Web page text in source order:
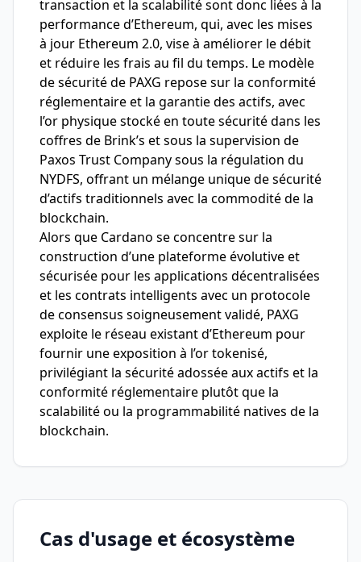
transaction et la scalabilité sont donc liées à la
performance d’Ethereum, qui, avec les mises
à jour Ethereum 2.0, vise à améliorer le débit
et réduire les frais au fil du temps. Le modèle
de sécurité de PAXG repose sur la conformité
réglementaire et la garantie des actifs, avec
l’or physique stocké en toute sécurité dans les
coffres de Brink’s et sous la supervision de
Paxos Trust Company sous la régulation du
NYDFS, offrant un mélange unique de sécurité
d’actifs traditionnels avec la commodité de la
blockchain.
Alors que Cardano se concentre sur la
construction d’une plateforme évolutive et
sécurisée pour les applications décentralisées
et les contrats intelligents avec un protocole
de consensus soigneusement validé, PAXG
exploite le réseau existant d’Ethereum pour
fournir une exposition à l’or tokenisé,
privilégiant la sécurité adossée aux actifs et la
conformité réglementaire plutôt que la
scalabilité ou la programmabilité natives de la
blockchain.
Cas d'usage et écosystème